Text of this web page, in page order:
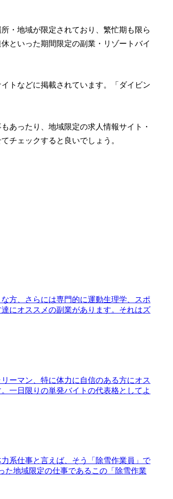
・地域が限定されており、繁忙期も限ら
といった期間限定の副業・リゾートバイ
トなどに掲載されています。「ダイビン
あったり、地域限定の求人情報サイト・
チェックすると良いでしょう。
方、さらには専門的に運動生理学、スポ
にオススメの副業があります。それはズ
ーマン、特に体力に自信のある方にオス
一日限りの単発バイトの代表格としてよ
系仕事と言えば、そう「除雪作業員」で
た地域限定の仕事であるこの「除雪作業